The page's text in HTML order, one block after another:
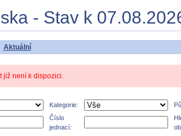
- Stav k
Aktuální
již není k dispozici.
Kategorie:
Číslo
jednací: